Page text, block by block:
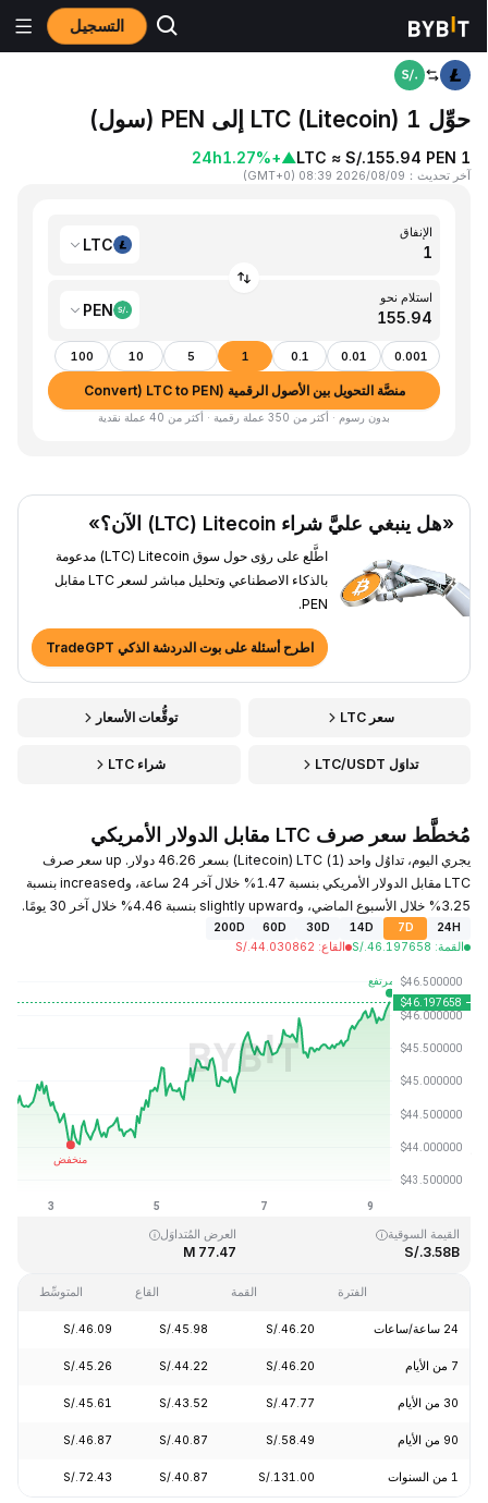
التسجيل المنزٍل LTC to PEN
حوِّل 1 LTC (Litecoin) إلى PEN (سول)
1 LTC ≈ S/.155.94 PEN
▲
+1.27%
24h
آخر تحديث：
2026/08/09 08:39
(
GMT+0
)
الإنفاق
LTC
استلام نحو
PEN
0.001
0.01
0.1
1
5
10
100
منصَّة التحويل بين الأصول الرقمية (Convert) LTC to PEN
بدون رسوم · أكثر من 350 عملة رقمية · أكثر من 40 عملة نقدية
«هل ينبغي عليَّ شراء Litecoin ‏(LTC) الآن؟»
اطَّلع على رؤى حول سوق Litecoin ‏(LTC) مدعومة
بالذكاء الاصطناعي وتحليل مباشر لسعر LTC مقابل
PEN.
اطرح أسئلة على بوت الدردشة الذكي TradeGPT
سعر LTC توقُّعات الأسعار
تداوَل LTC/USDT شراء LTC
مُخطَّط سعر صرف LTC مقابل الدولار الأمريكي
يجري اليوم، تداوُل واحد (1) LTC ‏(Litecoin) بسعر 46.26 دولار. up سعر صرف
LTC مقابل الدولار الأمريكي بنسبة 1.47% خلال آخر 24 ساعة، وincreased بنسبة
3.25% خلال الأسبوع الماضي، وslightly upward بنسبة 4.46% خلال آخر 30 يومًا.
24H
7D
14D
30D
60D
200D
القمة:
S/.46.197658 القاع:
S/.44.030862
القمَّة التاريخية
القيمة السوقية
S/.3.58B
العرض المُتداوَل
77.47 M
الفترة القمة القاع المتوسِّط
24 ساعة/ساعات S/.46.20
S/.45.98
S/.46.09
7 من الأيام S/.46.20
S/.44.22
S/.45.26
30 من الأيام S/.47.77
S/.43.52
S/.45.61
90 من الأيام S/.58.49
S/.40.87
S/.46.87
1 من السنوات S/.131.00
S/.40.87
S/.72.43